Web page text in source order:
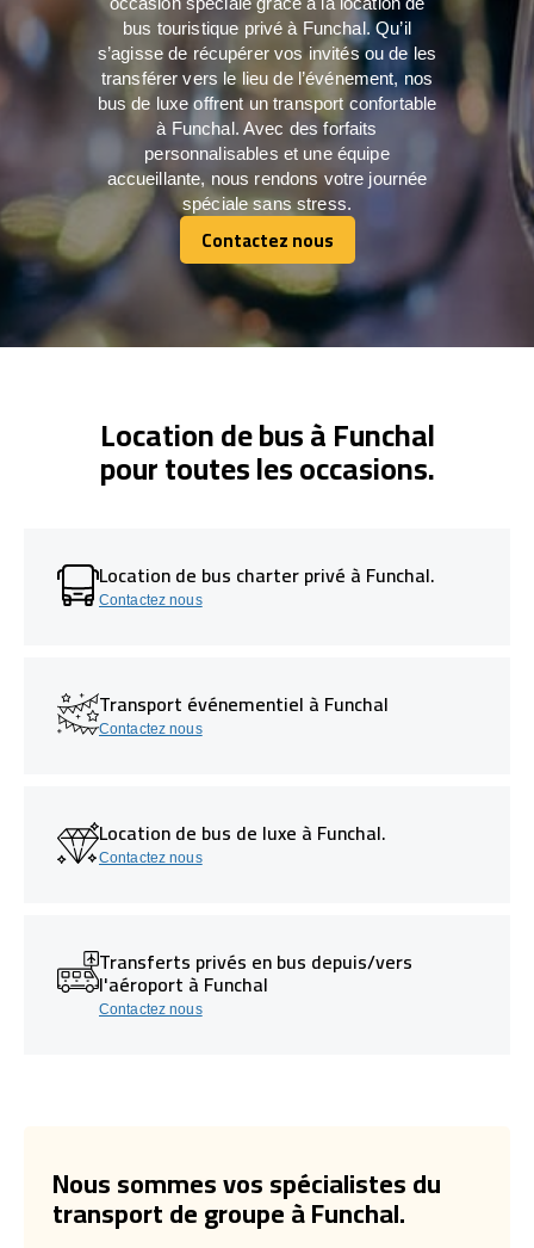
bus touristique privé à Funchal. Qu’il
s’agisse de récupérer vos invités ou de les
transférer vers le lieu de l’événement, nos
bus de luxe offrent un transport confortable
à Funchal. Avec des forfaits
personnalisables et une équipe
accueillante, nous rendons votre journée
spéciale sans stress.
Contactez nous
Contactez nous
Location de bus à Funchal
pour toutes les occasions.
Location de bus charter privé à Funchal.
Contactez nous
Transport événementiel à Funchal
Contactez nous
Location de bus de luxe à Funchal.
Contactez nous
Transferts privés en bus depuis/vers
l'aéroport à Funchal
Contactez nous
Nous sommes vos spécialistes du
transport de groupe à Funchal.